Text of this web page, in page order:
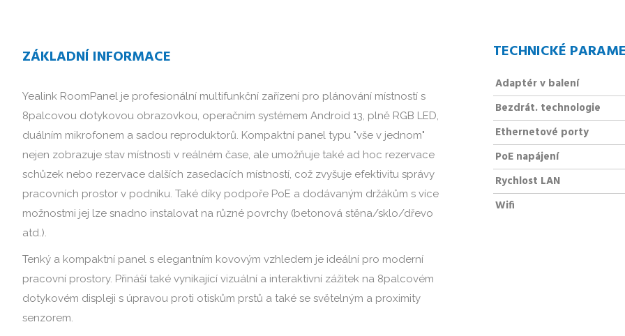
ZÁKLADNÍ INFORMACE
Yealink RoomPanel je profesionální multifunkční zařízení pro plánování místností s
8palcovou dotykovou obrazovkou, operačním systémem Android 13, plně RGB LED,
duálním mikrofonem a sadou reproduktorů. Kompaktní panel typu "vše v jednom"
nejen zobrazuje stav místnosti v reálném čase, ale umožňuje také ad hoc rezervace
schůzek nebo rezervace dalších zasedacích místností, což zvyšuje efektivitu správy
pracovních prostor v podniku. Také díky podpoře PoE a dodávaným držákům s více
možnostmi jej lze snadno instalovat na různé povrchy (betonová stěna/sklo/dřevo
atd.).
Tenký a kompaktní panel s elegantním kovovým vzhledem je ideální pro moderní
pracovní prostory. Přináší také vynikající vizuální a interaktivní zážitek na 8palcovém
dotykovém displeji s úpravou proti otiskům prstů a také se světelným a proximity
senzorem.
TECHNICKÉ
Adaptér v balení
Bezdrát. technologie
Ethernetové porty
PoE napájení
Rychlost LAN
Wifi